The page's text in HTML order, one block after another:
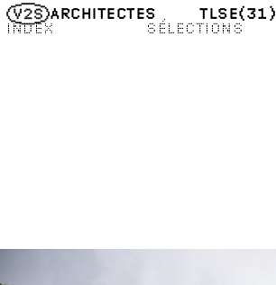
ARCHITECTES TLSE(31)
INDEX
SÉLECTIONS